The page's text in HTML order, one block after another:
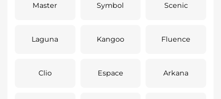
Master Symbol Scenic
Laguna Kangoo Fluence
Clio Espace Arkana